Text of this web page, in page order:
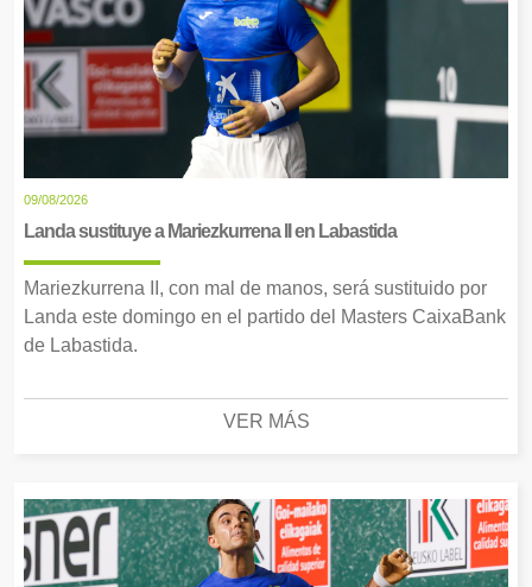
09/08/2026
Landa sustituye a Mariezkurrena II en Labastida
Mariezkurrena II, con mal de manos, será sustituido por
Landa este domingo en el partido del Masters CaixaBank
de Labastida.
VER MÁS